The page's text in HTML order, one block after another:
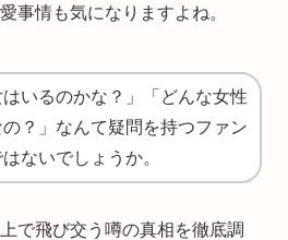
事情も気になりますよね。
はいるのかな？」「どんな女性
？」なんて疑問を持つファン
ないでしょうか。
で飛び交う噂の真相を徹底調